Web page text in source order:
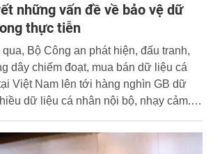
những vấn đề về bảo vệ dữ
thực tiễn
Bộ Công an phát hiện, đấu tranh,
dây chiếm đoạt, mua bán dữ liệu cá
Việt Nam lên tới hàng nghìn GB dữ
dữ liệu cá nhân nội bộ, nhạy cảm.